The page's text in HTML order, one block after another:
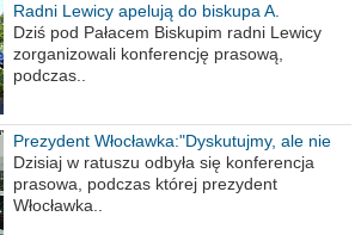
Radni Lewicy apelują do biskupa A.
Wiesława Meringa
Dziś pod Pałacem Biskupim radni Lewicy
zorganizowali konferencję prasową,
podczas..
Prezydent Włocławka:"Dyskutujmy, ale nie
obrażajmy się”
Dzisiaj w ratuszu odbyła się konferencja
prasowa, podczas której prezydent
Włocławka..